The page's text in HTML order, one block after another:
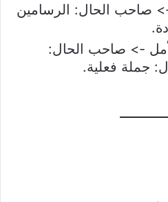
-> صاحب الحال: الرسامين
-> صاحب الحال:
جملة فعلية.